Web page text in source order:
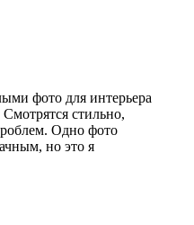
фото для интерьера
стильно,
Одно фото
но это я